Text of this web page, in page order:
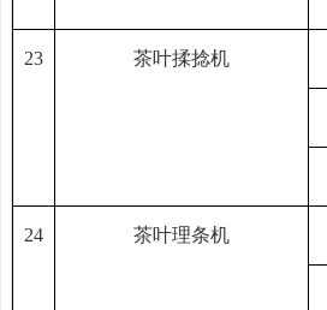
23 茶叶揉捻机
24 茶叶理条机